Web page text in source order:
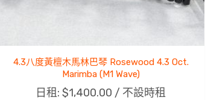
4.3八度黃檀木馬林巴琴 Rosewood 4.3 Oct.
Marimba (M1 Wave)
日租:$1,400.00 / 不設時租